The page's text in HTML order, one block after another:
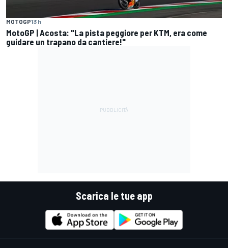
MOTOGP13 h
MotoGP | Acosta: "La pista peggiore per KTM, era come
guidare un trapano da cantiere!"
Scarica le tue app